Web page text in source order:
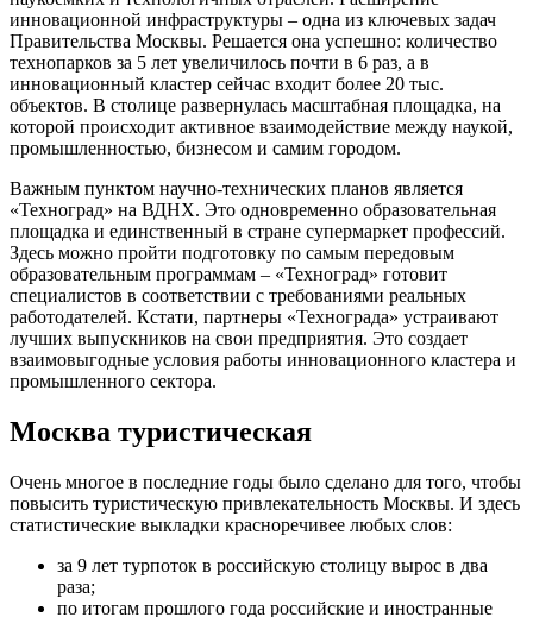
инновационной инфраструктуры ‒ одна из ключевых задач
Правительства Москвы. Решается она успешно: количество
технопарков за 5 лет увеличилось почти в 6 раз, а в
инновационный кластер сейчас входит более 20 тыс.
объектов. В столице развернулась масштабная площадка, на
которой происходит активное взаимодействие между наукой,
промышленностью, бизнесом и самим городом.
Важным пунктом научно-технических планов является
«Техноград» на ВДНХ. Это одновременно образовательная
площадка и единственный в стране супермаркет профессий.
Здесь можно пройти подготовку по самым передовым
образовательным программам ‒ «Техноград» готовит
специалистов в соответствии с требованиями реальных
работодателей. Кстати, партнеры «Технограда» устраивают
лучших выпускников на свои предприятия. Это создает
взаимовыгодные условия работы инновационного кластера и
промышленного сектора.
Москва туристическая
Очень многое в последние годы было сделано для того, чтобы
повысить туристическую привлекательность Москвы. И здесь
статистические выкладки красноречивее любых слов:
за 9 лет турпоток в российскую столицу вырос в два
раза;
по итогам прошлого года российские и иностранные